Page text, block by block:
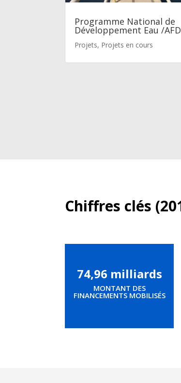
Programme National de
Développement Eau /AFD
Projets, Projets en cours
Chiffres clés
74,96 milliards
MONTANT DES
FINANCEMENTS MOBILISÉS